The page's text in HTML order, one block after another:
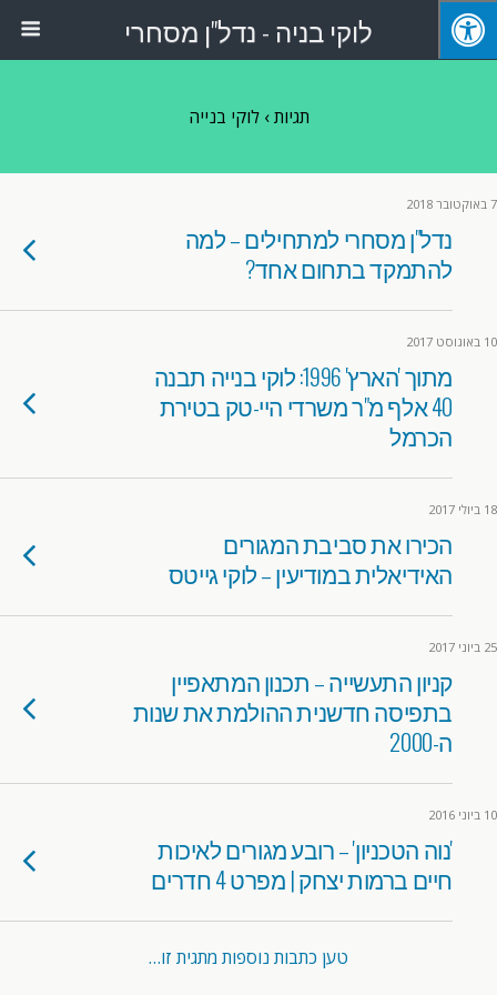
לוקי בניה - נדל"ן מסחרי
תגיות › לוקי בנייה
7 באוקטובר 2018
נדל"ן מסחרי למתחילים – למה
להתמקד בתחום אחד?
10 באוגוסט 2017
מתוך 'הארץ' 1996: לוקי בנייה תבנה
40 אלף מ"ר משרדי היי-טק בטירת
הכרמל
18 ביולי 2017
הכירו את סביבת המגורים
האידיאלית במודיעין – לוקי גייטס
25 ביוני 2017
קניון התעשייה – תכנון המתאפיין
בתפיסה חדשנית ההולמת את שנות
ה-2000
10 ביוני 2016
'נוה הטכניון' – רובע מגורים לאיכות
חיים ברמות יצחק | מפרט 4 חדרים
טען כתבות נוספות מתגית זו…